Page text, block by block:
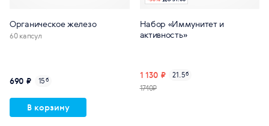
Органическое железо
60 капсул
690 ₽ 15б
В корзину
Набор «Иммунитет и
активность»
1 130 ₽ 21.5б
1740₽